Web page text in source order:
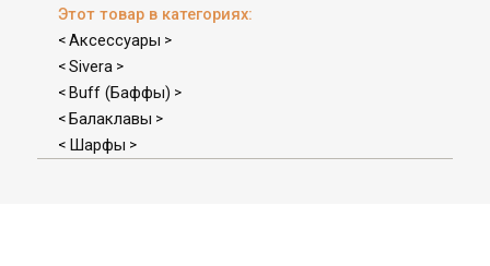
Этот товар в категориях:
< Аксессуары >
< Sivera >
< Buff (Баффы) >
< Балаклавы >
< Шарфы >